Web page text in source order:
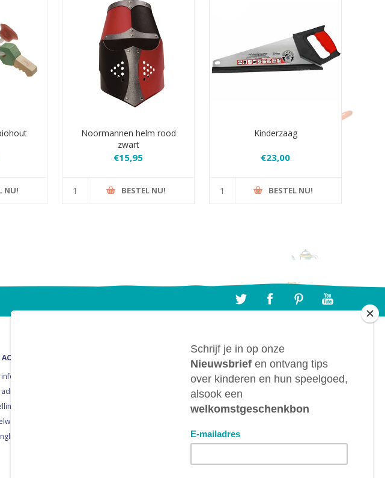
NU!
Noormannen helm rood
zwart
€15,95
BESTEL NU!
Kinderzaag
€23,00
BESTEL NU!
CONTACTEER ONS
BTL bv, Bergwegel, 38, B-9820 Merelbeke
info@despeelgoedfee.com
+32 9 391 75 93